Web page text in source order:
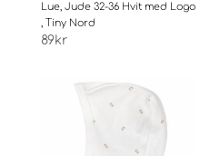
Lue, Jude 32-36 Hvit med Logo
, Tiny Nord
89kr